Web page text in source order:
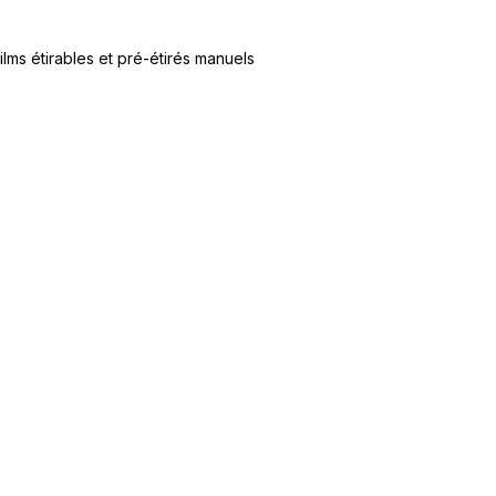
étirables et pré-étirés manuels